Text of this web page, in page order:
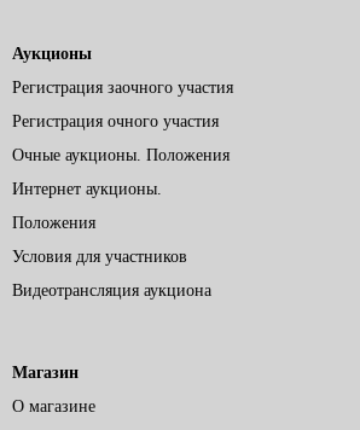
Аукционы
Регистрация заочного участия
Регистрация очного участия
Очные аукционы. Положения
Интернет аукционы.
Положения
Условия для участников
Видеотрансляция аукциона
Магазин
О магазине